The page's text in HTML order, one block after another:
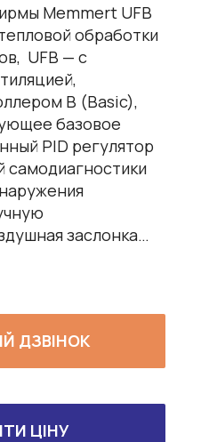
Memmert UFB
обработки
UFB — с
B (Basic),
базовое
PID регулятор
самодиагностики
заслонка…
ДЗВІНОК
ЦІНУ